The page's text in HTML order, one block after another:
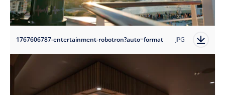
1767606787-entertainment-robotron?auto=format JPG